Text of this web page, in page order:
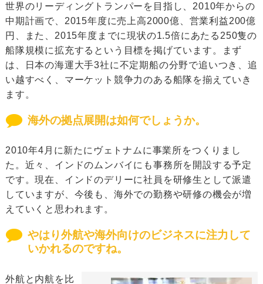
世界のリーディングトランパーを目指し、2010年からの
中期計画で、2015年度に売上高2000億、営業利益200億
円、また、2015年度までに現状の1.5倍にあたる250隻の
船隊規模に拡充するという目標を掲げています。まず
は、日本の海運大手3社に不定期船の分野で追いつき、追
い越すべく、マーケット競争力のある船隊を揃えていき
ます。
海外の拠点展開は如何でしょうか。
2010年4月に新たにヴェトナムに事業所をつくりまし
た。近々、インドのムンバイにも事務所を開設する予定
です。現在、インドのデリーに社員を研修生として派遣
していますが、今後も、海外での勤務や研修の機会が増
えていくと思われます。
やはり外航や海外向けのビジネスに注力して
いかれるのですね。
外航と内航を比